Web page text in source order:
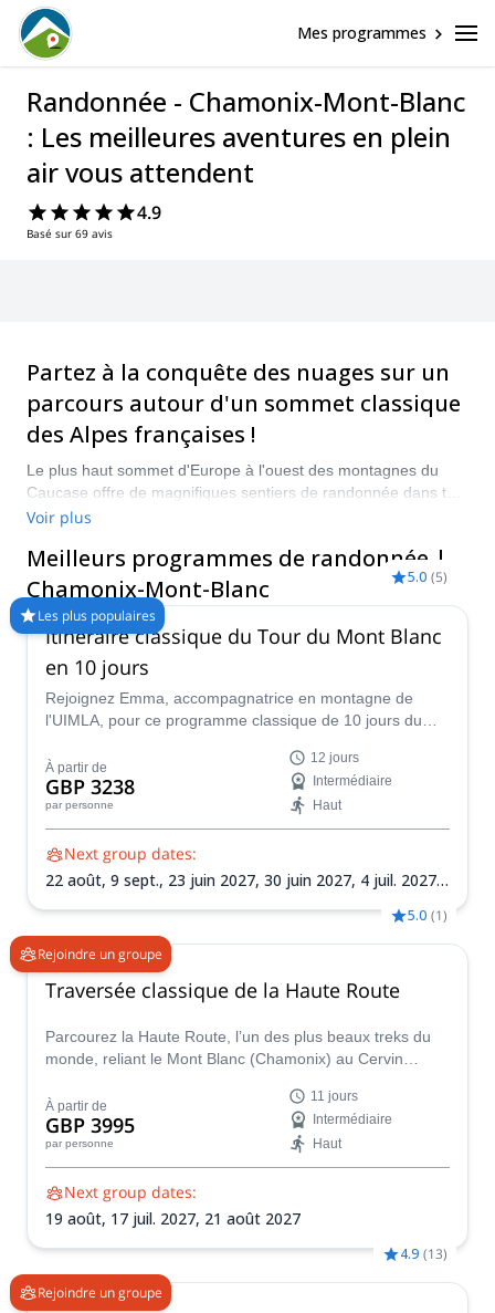
Mes programmes
Randonnée - Chamonix-Mont-Blanc
: Les meilleures aventures en plein
air vous attendent
4.9
Basé sur 69 avis
Partez à la conquête des nuages sur un
parcours autour d'un sommet classique
des Alpes françaises !
Le plus haut sommet d'Europe à l'ouest des montagnes du
Caucase offre de magnifiques sentiers de randonnée dans tout
Chamonix. Faites l'expérience d'un lieu emblématique, d'une
fascinantes et exaltantes de toutes formes et de toutes tailles.
Voir plus
Meilleurs programmes de randonnée |
Chamonix-Mont-Blanc
Les plus populaires
5.0 (5)
Itinéraire classique du Tour du Mont Blanc
en 10 jours
Rejoignez Emma, accompagnatrice en montagne de
l'UIMLA, pour ce programme classique de 10 jours du
randonneur passionné ne devrait manquer !
À partir de
GBP 3238
par personne
12 jours
Intermédiaire
Haut
Next group dates:
22 août, 9 sept., 23 juin 2027, 30 juin 2027, 4 juil. 2027,
Rejoindre un groupe
5.0 (1)
Traversée classique de la Haute Route
Parcourez la Haute Route, l’un des plus beaux treks du
monde, reliant le Mont Blanc (Chamonix) au Cervin
montagne UIMLA.
À partir de
GBP 3995
par personne
11 jours
Intermédiaire
Haut
Next group dates:
19 août, 17 juil. 2027, 21 août 2027
Rejoindre un groupe
4.9 (13)